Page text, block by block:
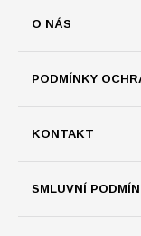
O NÁS
PODMÍNKY
KONTAKT
SMLUVNÍ